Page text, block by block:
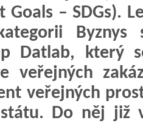
Goals – SDGs).
Byznys
Datlab, který
veřejných
veřejných
Do něj již